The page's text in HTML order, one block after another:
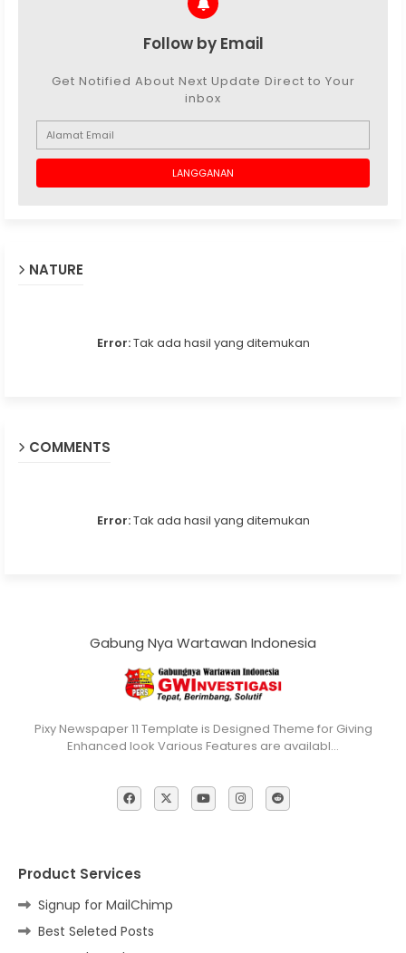
Follow by Email
Get Notified About Next Update Direct to Your
inbox
NATURE
Error:Tak ada hasil yang ditemukan
COMMENTS
Error:Tak ada hasil yang ditemukan
Gabung Nya Wartawan Indonesia
Pixy Newspaper 11 Template is Designed Theme for Giving
Enhanced look Various Features are availabl…
Product Services
Signup for MailChimp
Best Seleted Posts